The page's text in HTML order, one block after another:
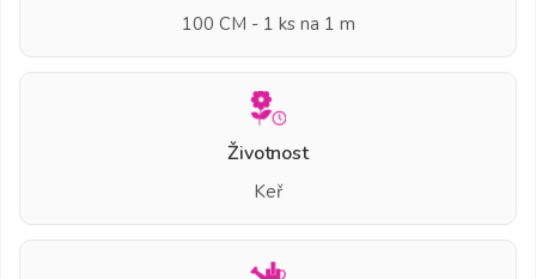
100 CM - 1 ks na 1 m
Životnost
Keř